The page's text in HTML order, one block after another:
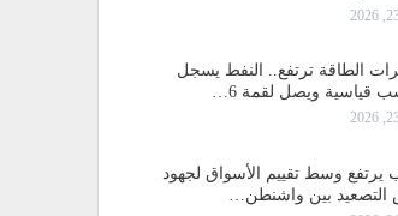
الطاقة ترتفع.. النفط يسجل
قياسية ويصل لقمة 6…
يرتفع وسط تقييم الأسواق لجهود
بين واشنطن…